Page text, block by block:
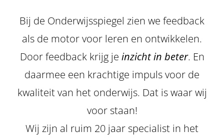
Bij de Onderwijsspiegel zien we feedback
als de motor voor leren en ontwikkelen.
Door feedback krijg je inzicht in beter. En
daarmee een krachtige impuls voor de
kwaliteit van het onderwijs. Dat is waar wij
voor staan!
Wij zijn al ruim 20 jaar specialist in het